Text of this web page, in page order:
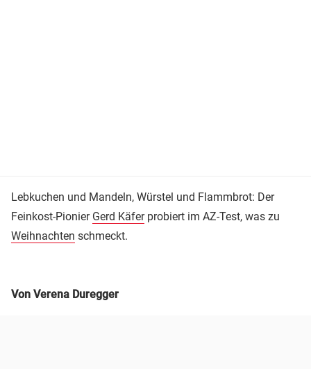
Lebkuchen und Mandeln, Würstel und Flammbrot: Der
Feinkost-Pionier Gerd Käferprobiert im AZ-Test, was zu
Weihnachten schmeckt.
Von Verena Duregger